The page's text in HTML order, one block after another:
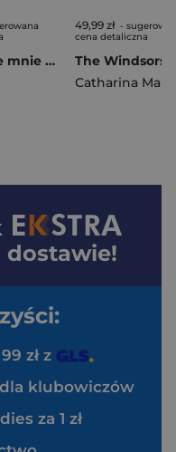
Udawaj, że mnie kochasz
49,99 zł -
cena detaliczna
Catharina
dostawie!
zł z
klubowiczów
za 1 zł